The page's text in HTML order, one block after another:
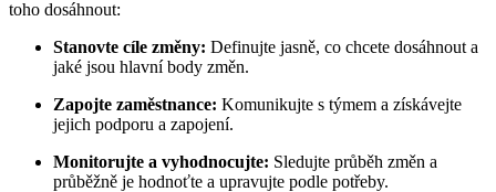
toho dosáhnout:
Stanovte cíle změny: Definujte jasně, co chcete dosáhnout a
jaké jsou hlavní body změn.
Zapojte zaměstnance: Komunikujte s týmem a získávejte
jejich podporu a zapojení.
Monitorujte a vyhodnocujte: Sledujte průběh změn a
průběžně je hodnoťte a upravujte podle potřeby.